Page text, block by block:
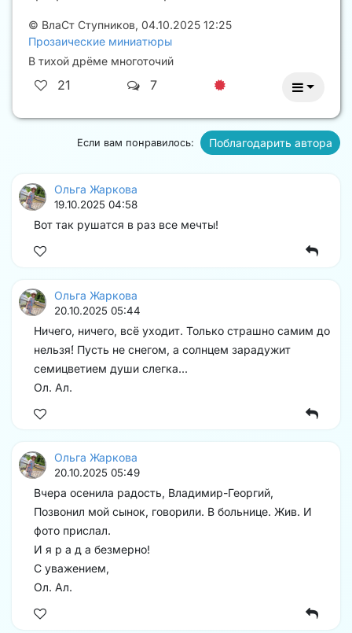
© ВлаСт Ступников, 04.10.2025 12:25
Прозаические миниатюры
В тихой дрёме многоточий
21 7
Если вам понравилось: Поблагодарить автора
Ольга Жаркова
19.10.2025 04:58
Вот так рушатся в раз все мечты!
Ольга Жаркова
20.10.2025 05:44
Ничего, ничего, всё уходит. Только страшно самим до
нельзя́! Пусть не снегом, а солнцем зарадужит
семицветием души слегка...
Ол. Ал.
Ольга Жаркова
20.10.2025 05:49
Вчера осенила радость, Владимир-Георгий,
Позвонил мой сынок, говорили. В больнице. Жив. И
фото прислал.
И я р а д а безмерно!
С уважением,
Ол. Ал.